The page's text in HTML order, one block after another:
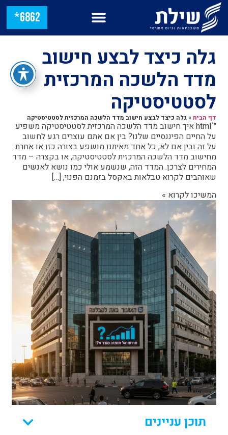
6862*
גלה כיצד לבצע חישוב
מדד הלשכה המרכזית
לסטטיסטיקה
דף הבית»גלה כיצד לבצע חישוב מדד הלשכה המרכזית לסטטיסטיקה
"`html איך חישוב מדד הלשכה המרכזית לסטטיסטיקה משפיע
על החיים הפיננסיים שלנו? בין אם אתם עוצרים רגע לחשוב
על זה ובין אם לא, כל אחד מאיתנו מושפע בצורה כזו או אחרת
מחישוב מדד הלשכה המרכזית לסטטיסטיקה, או בקצרה – מדד
המחירים לצרכן. המדד הזה, שנשמע אולי כמו נושא לאנשים
שאוהבים לקרוא טבלאות באקסל בזמנם הפנוי, […]
המשיכו לקרוא »
תוכן עניינים